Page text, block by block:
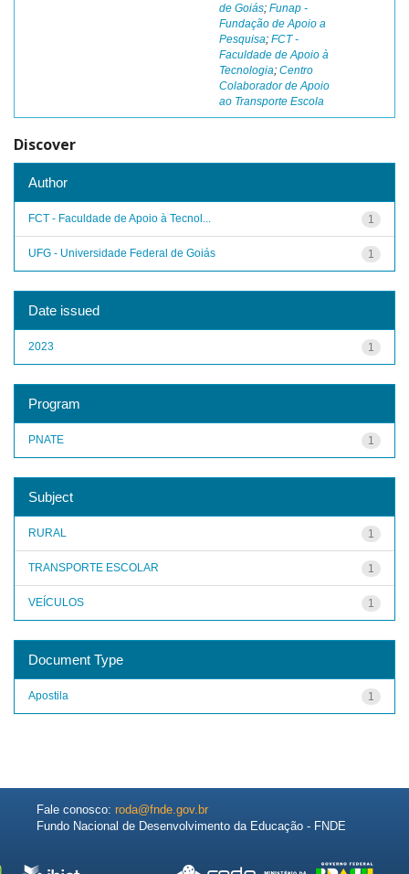
de Goiás; Funap -
Fundação de Apoio a
Pesquisa; FCT -
Faculdade de Apoio à
Tecnologia; Centro
Colaborador de Apoio
ao Transporte Escola
Discover
Author
1
FCT - Faculdade de Apoio à Tecnol...
1
UFG - Universidade Federal de Goiás
Date issued
1
2023
Program
1
PNATE
Subject
1
RURAL
1
TRANSPORTE ESCOLAR
1
VEÍCULOS
Document Type
1
Apostila
Fale conosco: roda@fnde.gov.br
Fundo Nacional de Desenvolvimento da Educação - FNDE